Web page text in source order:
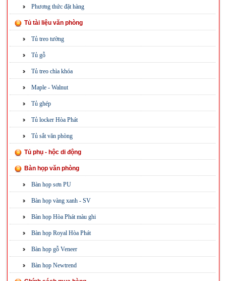
Phương thức đặt hàng
Tủ tài liệu văn phòng
Tủ treo tường
Tủ gỗ
Tủ treo chìa khóa
Maple - Walnut
Tủ ghép
Tủ locker Hòa Phát
Tủ sắt văn phòng
Tủ phụ - hộc di động
Bàn họp văn phòng
Bàn họp sơn PU
Bàn họp vàng xanh - SV
Bàn họp Hòa Phát màu ghi
Bàn họp Royal Hòa Phát
Bàn họp gỗ Veneer
Bàn họp Newtrend